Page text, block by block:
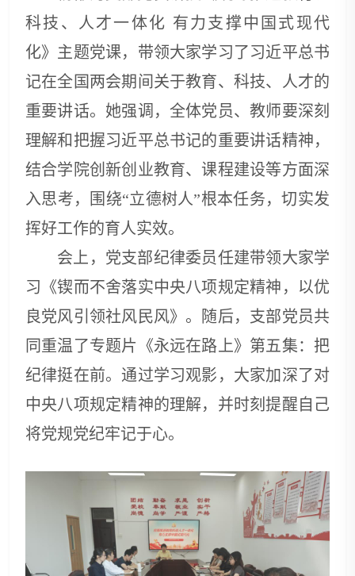
科技、人才一体化 有力支撑中国式现代
化》主题党课，带领大家学习了习近平总书
记在全国两会期间关于教育、科技、人才的
重要讲话。她强调，全体党员、教师要深刻
理解和把握习近平总书记的重要讲话精神，
结合学院创新创业教育、课程建设等方面深
入思考，围绕“立德树人”根本任务，切实发
挥好工作的育人实效。
会上，党支部纪律委员任建带领大家学
习《锲而不舍落实中央八项规定精神，以优
良党风引领社风民风》。随后，支部党员共
同重温了专题片《永远在路上》第五集：把
纪律挺在前。通过学习观影，大家加深了对
中央八项规定精神的理解，并时刻提醒自己
将党规党纪牢记于心。